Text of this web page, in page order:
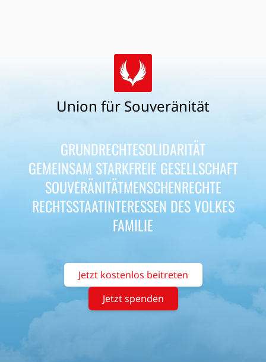
Union für Souveränität
GRUNDRECHTESOLIDARITÄT
GEMEINSAM STARKFREIE GESELLSCHAFT
SOUVERÄNITÄTMENSCHENRECHTE
RECHTSSTAATINTERESSEN DES VOLKES
FAMILIE
Jetzt kostenlos beitreten
Jetzt spenden